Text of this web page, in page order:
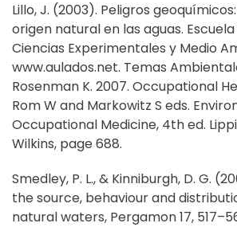
Lillo, J. (2003). Peligros
origen natural en las aguas.
Ciencias Experimentales y Medio
www.aulados.net. Temas
Rosenman K. 2007. Occupational
Rom W and Markowitz S eds.
Occupational Medicine, 4th ed.
Wilkins, page 688.
Smedley, P. L., & Kinniburgh, D. G.
the source, behaviour and
natural waters, Pergamon 17,